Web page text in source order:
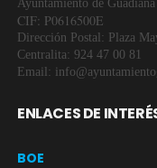
Ayuntamiento de Guadiana
CIF: P0616500E
Dirección Postal: Plaza
Centralita: 924 47 00 81
Email:
ENLACES DE
BOE